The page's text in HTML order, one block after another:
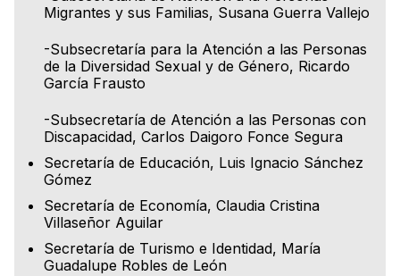
Migrantes y sus Familias, Susana Guerra Vallejo
-Subsecretaría para la Atención a las Personas
de la Diversidad Sexual y de Género, Ricardo
García Frausto
-Subsecretaría de Atención a las Personas con
Discapacidad, Carlos Daigoro Fonce Segura
Secretaría de Educación, Luis Ignacio Sánchez
Gómez
Secretaría de Economía, Claudia Cristina
Villaseñor Aguilar
Secretaría de Turismo e Identidad, María
Guadalupe Robles de León